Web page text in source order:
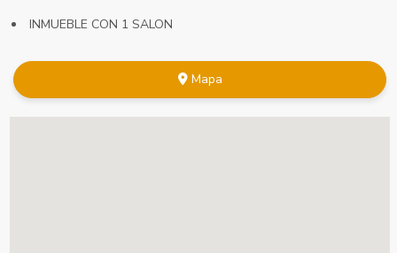
INMUEBLE CON 1 SALON
Mapa